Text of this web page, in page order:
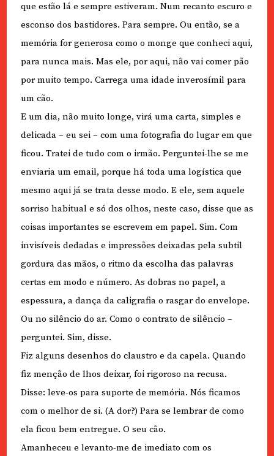
que estão lá e sempre estiveram. Num recanto escuro e
esconso dos bastidores. Para sempre. Ou então, se a
memória for generosa como o monge que conheci aqui,
para nunca mais. Mas ele, por aqui, não vai comer pão
por muito tempo. Carrega uma idade inverosímil para
um cão.
E um dia, não muito longe, virá uma carta, simples e
delicada – eu sei – com uma fotografia do lugar em que
ficou. Tratei de tudo com o irmão. Perguntei-lhe se me
enviaria um email, porque há toda uma logística que
mesmo aqui já se trata desse modo. E ele, sem aquele
sorriso habitual e só dos olhos, neste caso, disse que as
coisas importantes se escrevem em papel. Sim. Com
invisíveis dedadas e impressões deixadas pela subtil
gordura das mãos, o ritmo da escolha das palavras
certas em modo e número. As dobras no papel, a
espessura, a dança da caligrafia o rasgar do envelope.
Ou no silêncio do ar. Como o contrato de silêncio –
perguntei. Sim, disse.
Fiz alguns desenhos do claustro e da capela. Quando
fiz menção de lhos deixar, foi rigoroso na recusa.
Disse: leve-os para suporte de memória. Nós ficamos
com o melhor de si. (A dor?) Para se lembrar de como
ela ficou bem entregue. O seu cão.
Amanheceu e levanto-me de imediato com os